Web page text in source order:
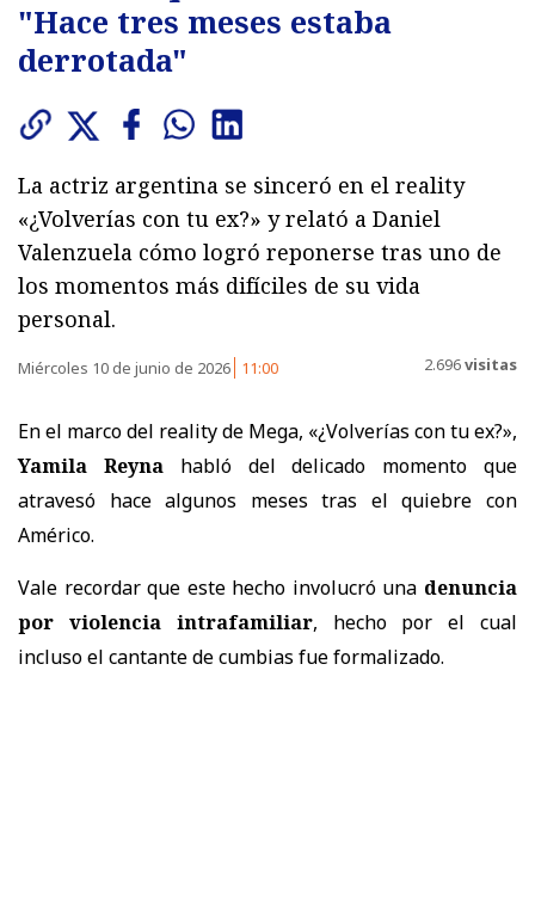
"Hace tres meses estaba
derrotada"
La actriz argentina se sinceró en el reality
«¿Volverías con tu ex?» y relató a Daniel
Valenzuela cómo logró reponerse tras uno de
los momentos más difíciles de su vida
personal.
Miércoles 10 de junio de 2026 11:00 2.696visitas
En el marco del reality de Mega, «¿Volverías con tu ex?»,
Yamila Reynahabló del delicado momento que
atravesó hace algunos meses tras el quiebre con
Américo.
Vale recordar que este hecho involucró una denuncia
por violencia intrafamiliar, hecho por el cual
incluso el cantante de cumbias fue formalizado.